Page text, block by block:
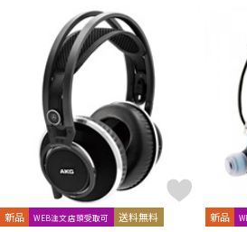
Protection Racket
Purple audio
QUIK LOK
reloop
reProducer Audio
Roger Mayer
Roland Ronk Japan
RoyerLabs
RUPERT NEVE DESIGNS
Samar Audio Design
sanken
sE Electronics
Seide
SENNHEISER
Shadow Hills Industries
SHINYA’S
SHURE
SlateDigital SLR Studios
SoundCraft
Soyuz
新品 WEB注文店頭受取可 送料無料 新品